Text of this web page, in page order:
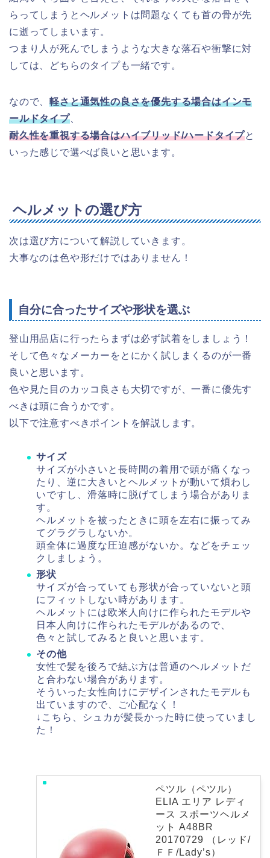
らってしまうとヘルメットは問題なくても首の骨が先
に逝ってしまいます。
つまり人が死んでしまうような大きな落石や衝撃に対
しては、どちらのタイプも一緒です。
なので、軽さと通気性の良さを優先する場合はインモ
ールドタイプ、
耐久性を重視する場合はハイブリッド/ハードタイプと
いった感じで選べば良いと思います。
ヘルメットの選び方
次は選び方について解説していきます。
大事なのは色や形だけではありません！
自分に合ったサイズや形状を選ぶ
登山用品店に行ったらまずは必ず試着をしましょう！
そして色々なメーカーをとにかく試しまくるのが一番
良いと思います。
色や見た目のカッコ良さも大切ですが、一番に優先す
べきは頭に合うかです。
以下で注意すべきポイントを解説します。
サイズ
サイズが小さいと長時間の着用で頭が痛くなっ
たり、逆に大きいとヘルメットが動いて煩わし
いですし、滑落時に脱げてしまう場合がありま
す。
ヘルメットを被ったときに頭を左右に振ってみ
てグラグラしないか。
頭全体に過度な圧迫感がないか。などをチェッ
クしましょう。
形状
サイズが合っていても形状が合っていないと頭
にフィットしない時があります。
ヘルメットには欧米人向けに作られたモデルや
日本人向けに作られたモデルがあるので、
色々と試してみると良いと思います。
その他
女性で髪を後ろで結ぶ方は普通のヘルメットだ
と合わない場合があります。
そういった女性向けにデザインされたモデルも
出ていますので、ご心配なく！
↓こちら、シュカが髪長かった時に使っていまし
た！
ペツル（ペツル）
ELIA エリア レディ
ース スポーツヘルメ
ット A48BR
20170729 （レッド/
ＦＦ/Lady’s）